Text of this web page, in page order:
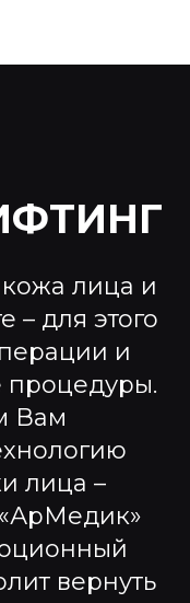
лица и
– для этого
и
процедуры.
Вам
лица –
вернуть